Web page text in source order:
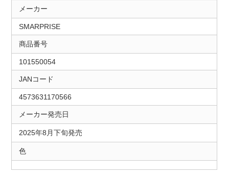
メーカー
SMARPRISE
商品番号
101550054
JANコード
4573631170566
メーカー発売日
2025年8月下旬発売
色